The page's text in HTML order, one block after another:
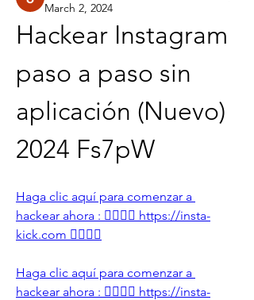
March 2, 2024
Hackear Instagram
paso a paso sin
aplicación (Nuevo)
2024 Fs7pW
Haga clic aquí para comenzar a
hackear ahora : 👉🏻👉🏻 https://insta-
kick.com 👈🏻👈🏻
Haga clic aquí para comenzar a
hackear ahora : 👉🏻👉🏻 https://insta-